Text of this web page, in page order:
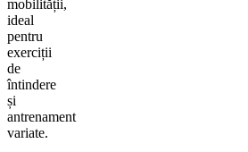
mobilității,
ideal
pentru
exerciții
de
întindere
și
antrenament
variate.